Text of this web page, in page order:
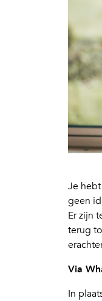
Je
geen
Er zijn
terug
Via
In